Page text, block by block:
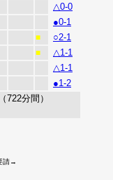
△0-0
●0-1
■
○2-1
■
△1-1
△1-1
●1-2
722分間）
請→